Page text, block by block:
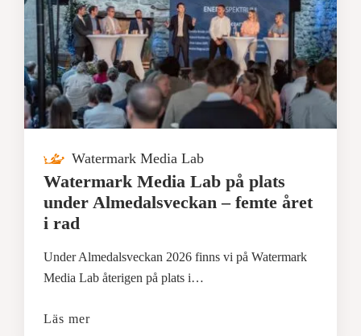
Watermark Media Lab
Watermark Media Lab på plats
under Almedalsveckan – femte året
i rad
Under Almedalsveckan 2026 finns vi på Watermark
Media Lab återigen på plats i…
Läs mer